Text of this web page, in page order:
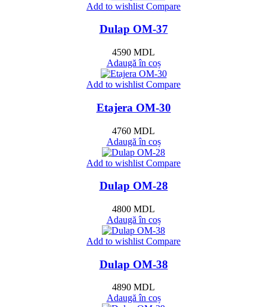
Add to wishlist Compare
Dulap OM-37
4590 MDL
Adaugă în coș
Add to wishlist Compare
Etajera OM-30
4760 MDL
Adaugă în coș
Add to wishlist Compare
Dulap OM-28
4800 MDL
Adaugă în coș
Add to wishlist Compare
Dulap OM-38
4890 MDL
Adaugă în coș